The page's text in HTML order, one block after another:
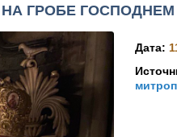
ГРОБЕ
Дата: